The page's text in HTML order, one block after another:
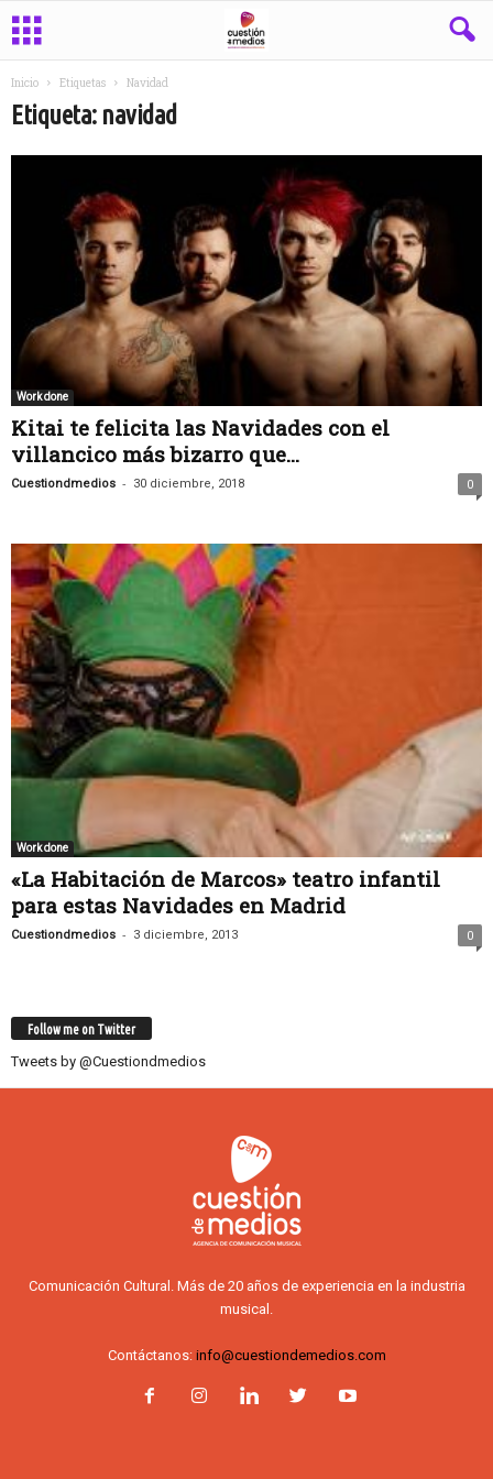
Inicio Etiquetas Navidad
Etiqueta: navidad
Work done
Kitai te felicita las Navidades con el
villancico más bizarro que...
Cuestiondmedios - 30 diciembre, 2018 0
Work done
«La Habitación de Marcos» teatro infantil
para estas Navidades en Madrid
Cuestiondmedios - 3 diciembre, 2013 0
Follow me on Twitter
Tweets by @Cuestiondmedios
Comunicación Cultural. Más de 20 años de experiencia en la industria
musical.
Contáctanos: info@cuestiondemedios.com